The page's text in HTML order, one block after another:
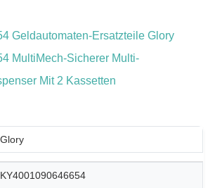
Geldautomaten-Ersatzteile Glory
MultiMech-Sicherer Multi-
Mit 2 Kassetten
Glory
KY4001090646654